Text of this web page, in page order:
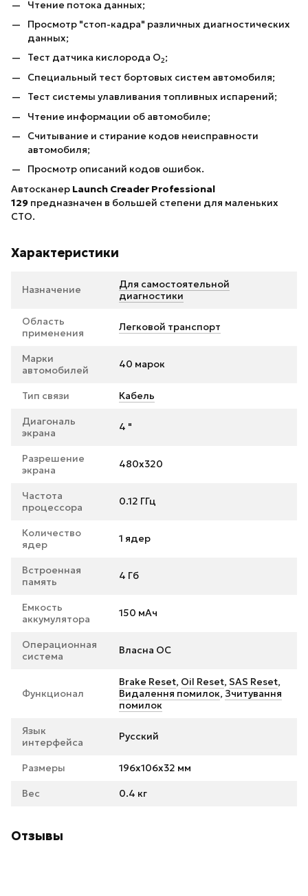
Чтение потока данных;
Просмотр "стоп-кадра" различных диагностических
данных;
Тест датчика кислорода O2;
Специальный тест бортовых систем автомобиля;
Тест системы улавливания топливных испарений;
Чтение информации об автомобиле;
Считывание и стирание кодов неисправности
автомобиля;
Просмотр описаний кодов ошибок.
Автосканер Launch Creader Professional
129 предназначен в большей степени для маленьких
СТО.
Характеристики
Назначение
Для самостоятельной
диагностики
Область
применения
Легковой транспорт
Марки
автомобилей
40 марок
Тип связи Кабель
Диагональ
экрана
4 "
Разрешение
экрана
480x320
Частота
процессора
0.12 ГГц
Количество
ядер
1 ядер
Встроенная
память
4 Гб
Емкость
аккумулятора
150 мАч
Операционная
система
Власна ОС
Функционал
Brake Reset, Oil Reset, SAS Reset,
Видалення помилок, Зчитування
помилок
Язык
интерфейса
Русский
Размеры 196x106x32 мм
Вес 0.4 кг
Отзывы